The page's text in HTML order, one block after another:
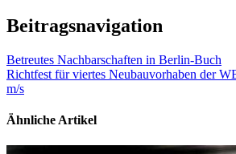
Beitragsnavigation
Betreutes Nachbarschaften in Berlin-Buch
Richtfest für viertes Neubauvorhaben der
m/s
Ähnliche Artikel